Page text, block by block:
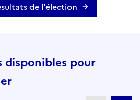
de l'élection
disponibles pour